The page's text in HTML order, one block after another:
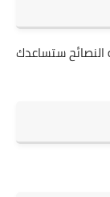
النصائح ستساعدك